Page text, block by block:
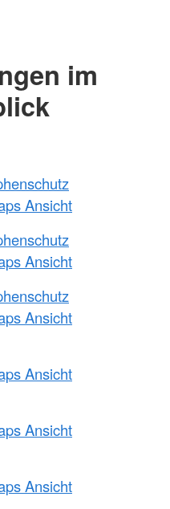
im
Ansicht
Ansicht
Ansicht
Ansicht
Ansicht
Ansicht